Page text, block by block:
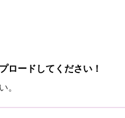
ロードしてください！